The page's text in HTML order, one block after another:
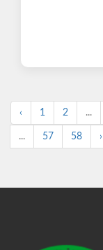
‹ 1 2 ...
... 57 58 ›